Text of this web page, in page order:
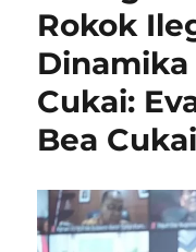
Rokok
Cukai:
Bea Cukai